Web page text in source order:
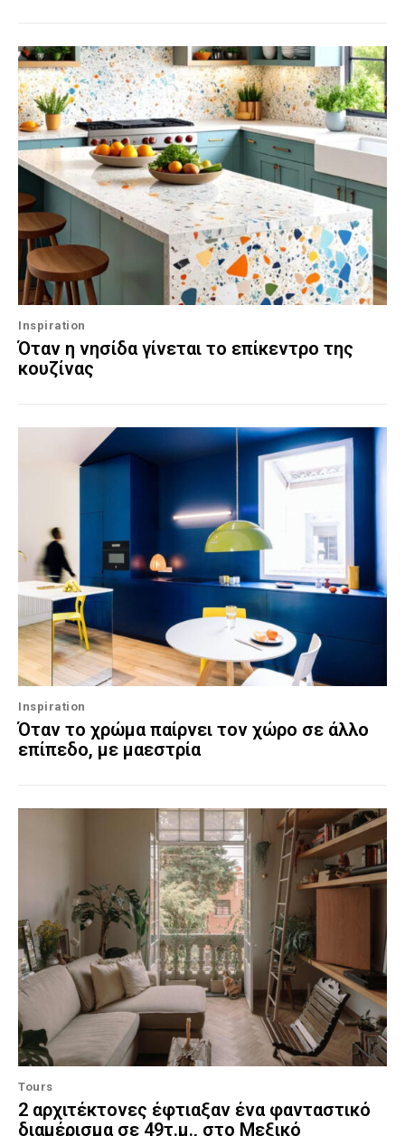
Inspiration
Όταν η νησίδα γίνεται το επίκεντρο της
κουζίνας
Inspiration
Όταν το χρώμα παίρνει τον χώρο σε άλλο
επίπεδο, με μαεστρία
Tours
2 αρχιτέκτονες έφτιαξαν ένα φανταστικό
διαμέρισμα σε 49τ.μ., στο Μεξικό